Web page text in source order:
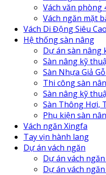
Vách văn phòng
Vách ngăn mặt
Vách Di Động Siêu Cao
Hệ thống sàn nâng
Dự án sàn nâng
Sàn nâng kỹ
Sàn Nhựa Giả
Thi công sàn
Sàn nâng kỹ
Sàn Thông Hơi,
Phụ kiện sàn
Vách ngăn Xingfa
Tay vịn hành lang
Dự án vách ngăn
Dự án vách
Dự án vách